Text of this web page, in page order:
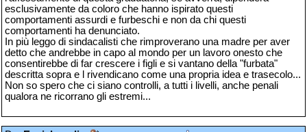
esclusivamente da coloro che hanno ispirato questi
comportamenti assurdi e furbeschi e non da chi questi
comportamenti ha denunciato.
In più leggo di sindacalisti che rimproverano una madre per aver
detto che andrebbe in capo al mondo per un lavoro onesto che
consentirebbe di far crescere i figli e si vantano della "furbata"
descritta sopra e l rivendicano come una propria idea e trasecolo...
Non so spero che ci siano controlli, a tutti i livelli, anche penali
qualora ne ricorrano gli estremi...